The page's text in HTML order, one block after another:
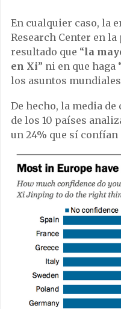
En cualquier caso, la
Research Center en la
resultado que “la
en Xi” ni en que
los asuntos
De hecho, la media
de los 10 países
un 24% que sí